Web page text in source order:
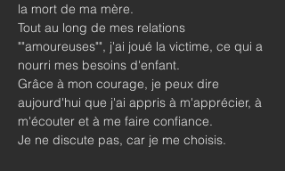
la mort de ma mère.
Tout au long de mes relations
""amoureuses"", j'ai joué la victime, ce qui a
nourri mes besoins d'enfant.
Grâce à mon courage, je peux dire
aujourd'hui que j'ai appris à m'apprécier, à
m'écouter et à me faire confiance.
Je ne discute pas, car je me choisis.